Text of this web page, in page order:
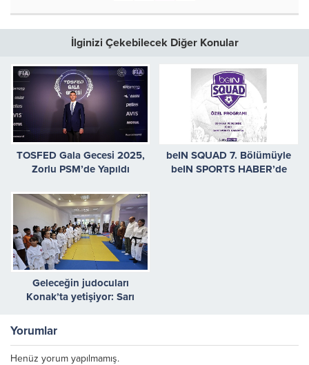
İlginizi Çekebilecek Diğer Konular
TOSFED Gala Gecesi 2025,
Zorlu PSM’de Yapıldı
beIN SQUAD 7. Bölümüyle
beIN SPORTS HABER’de
Geleceğin judocuları
Konak’ta yetişiyor: Sarı
Yorumlar
Henüz yorum yapılmamış.